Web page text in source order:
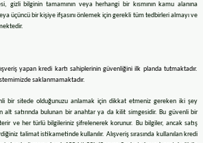
gizli bilginin tamamının veya herhangi bir kısmının kamu alanına
üçüncü bir kişiye ifşasını önlemek için gerekli tüm tedbirleri almayı ve
yapan kredi kartı sahiplerinin güvenliğini ilk planda tutmaktadır.
saklanmamaktadır.
bir sitede olduğunuzu anlamak için dikkat etmeniz gereken iki şey
alt satırında bulunan bir anahtar ya da kilit simgesidir. Bu güvenli bir
ve her türlü bilgileriniz şifrelenerek korunur. Bu bilgiler, ancak satış
talimat istikametinde kullanılır. Alışveriş sırasında kullanılan kredi